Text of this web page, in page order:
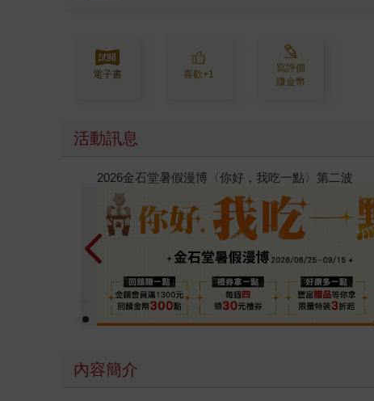
電子書 喜歡+1
寫評價
賺金幣
活動訊息
春光ｘ奇幻基地｜全書系展
內容簡介